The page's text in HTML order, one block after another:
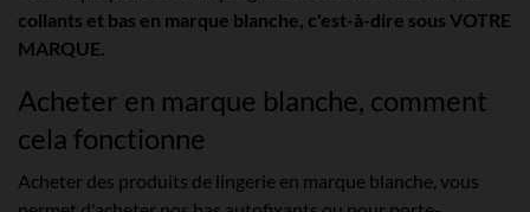
collants et bas en marque blanche, c'est-à-dire sous VOTRE
MARQUE.
Acheter en marque blanche, comment
cela fonctionne
Acheter des produits de lingerie en marque blanche, vous